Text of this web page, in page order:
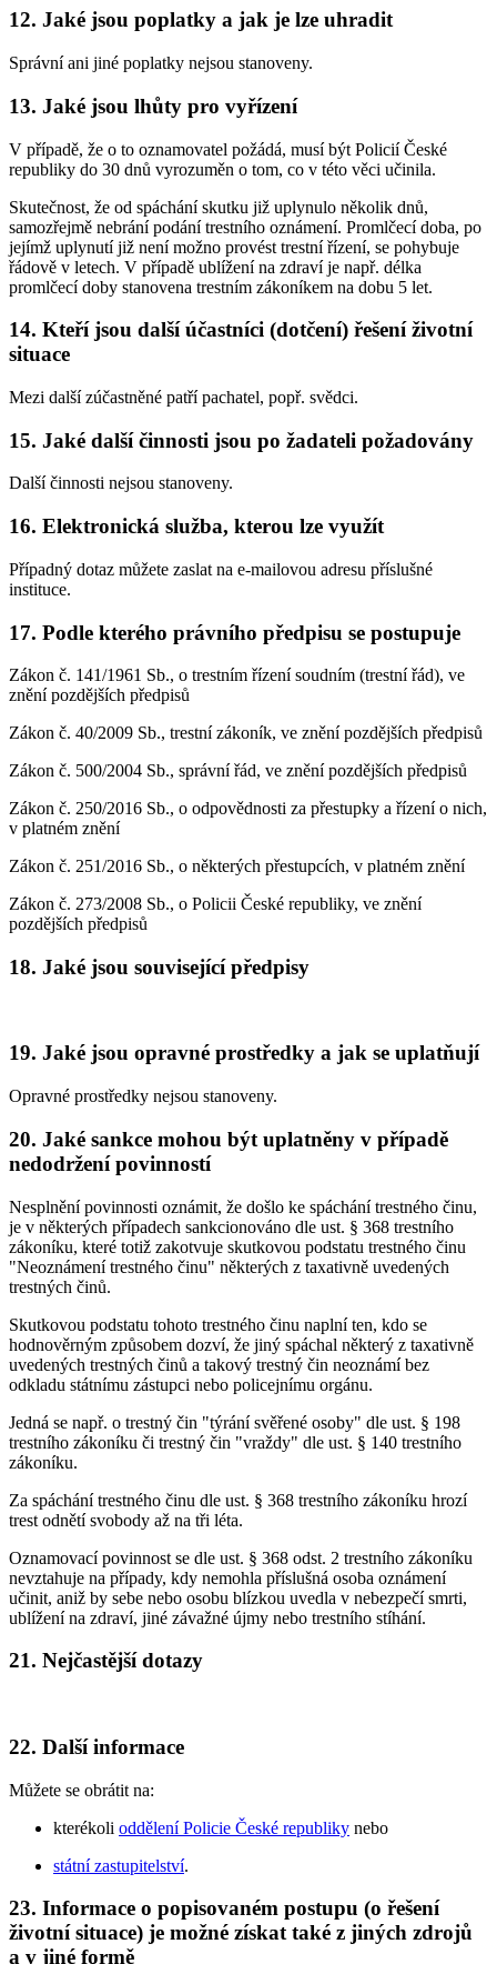
12. Jaké jsou poplatky a jak je lze uhradit
Správní ani jiné poplatky nejsou stanoveny.
13. Jaké jsou lhůty pro vyřízení
V případě, že o to oznamovatel požádá, musí být Policií České
republiky do 30 dnů vyrozuměn o tom, co v této věci učinila.
Skutečnost, že od spáchání skutku již uplynulo několik dnů,
samozřejmě nebrání podání trestního oznámení. Promlčecí doba, po
jejímž uplynutí již není možno provést trestní řízení, se pohybuje
řádově v letech. V případě ublížení na zdraví je např. délka
promlčecí doby stanovena trestním zákoníkem na dobu 5 let.
14. Kteří jsou další účastníci (dotčení) řešení životní
situace
Mezi další zúčastněné patří pachatel, popř. svědci.
15. Jaké další činnosti jsou po žadateli požadovány
Další činnosti nejsou stanoveny.
16. Elektronická služba, kterou lze využít
Případný dotaz můžete zaslat na e-mailovou adresu příslušné
instituce.
17. Podle kterého právního předpisu se postupuje
Zákon č. 141/1961 Sb., o trestním řízení soudním (trestní řád), ve
znění pozdějších předpisů
Zákon č. 40/2009 Sb., trestní zákoník, ve znění pozdějších předpisů
Zákon č. 500/2004 Sb., správní řád, ve znění pozdějších předpisů
Zákon č. 250/2016 Sb., o odpovědnosti za přestupky a řízení o nich,
v platném znění
Zákon č. 251/2016 Sb., o některých přestupcích, v platném znění
Zákon č. 273/2008 Sb., o Policii České republiky, ve znění
pozdějších předpisů
18. Jaké jsou související předpisy
19. Jaké jsou opravné prostředky a jak se uplatňují
Opravné prostředky nejsou stanoveny.
20. Jaké sankce mohou být uplatněny v případě
nedodržení povinností
Nesplnění povinnosti oznámit, že došlo ke spáchání trestného činu,
je v některých případech sankcionováno dle ust. § 368 trestního
zákoníku, které totiž zakotvuje skutkovou podstatu trestného činu
"Neoznámení trestného činu" některých z taxativně uvedených
trestných činů.
Skutkovou podstatu tohoto trestného činu naplní ten, kdo se
hodnověrným způsobem dozví, že jiný spáchal některý z taxativně
uvedených trestných činů a takový trestný čin neoznámí bez
odkladu státnímu zástupci nebo policejnímu orgánu.
Jedná se např. o trestný čin "týrání svěřené osoby" dle ust. § 198
trestního zákoníku či trestný čin "vraždy" dle ust. § 140 trestního
zákoníku.
Za spáchání trestného činu dle ust. § 368 trestního zákoníku hrozí
trest odnětí svobody až na tři léta.
Oznamovací povinnost se dle ust. § 368 odst. 2 trestního zákoníku
nevztahuje na případy, kdy nemohla příslušná osoba oznámení
učinit, aniž by sebe nebo osobu blízkou uvedla v nebezpečí smrti,
ublížení na zdraví, jiné závažné újmy nebo trestního stíhání.
21. Nejčastější dotazy
22. Další informace
Můžete se obrátit na:
kterékoli oddělení Policie České republiky nebo
státní zastupitelství.
23. Informace o popisovaném postupu (o řešení
životní situace) je možné získat také z jiných zdrojů
a v jiné formě